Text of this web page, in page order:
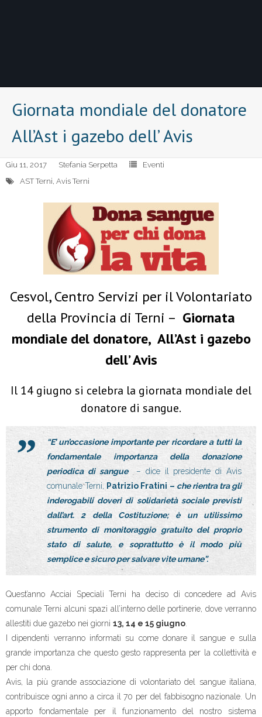
Giornata mondiale del donatore
All’Ast i gazebo dell’ Avis
Giu 11, 2017 Stefania Serpetta
Eventi
AST Terni, Avis Terni
Cesvol, Centro Servizi per il Volontariato
della Provincia di Terni – Giornata
mondiale del donatore, All’Ast i gazebo
dell’ Avis
Il 14 giugno si celebra la giornata mondiale del
donatore di sangue.
“E’ un’occasione importante per ricordare a tutti la
fondamentale importanza della donazione
periodica di sangue
– dice il presidente di Avis
comunale Terni, Patrizio Fratini – che rientra tra gli
inderogabili doveri di solidarietà sociale previsti
dall’art. 2 della Costituzione; è un utilissimo
strumento di monitoraggio gratuito del proprio
stato di salute, e soprattutto è il modo più
semplice e sicuro per salvare vite umane”.
Quest’anno Acciai Speciali Terni ha deciso di concedere ad Avis
comunale Terni alcuni spazi all’interno delle portinerie, dove verranno
allestiti due gazebo nei giorni 13, 14 e 15 giugno
I dipendenti verranno informati su come donare il sangue e sulla
grande importanza che questo gesto rappresenta per la collettività e
per chi dona.
Avis, la più grande associazione di volontariato del sangue italiana,
contribuisce ogni anno a circa il 70 per del fabbisogno nazionale. Un
apporto fondamentale per il funzionamento del nostro sistema